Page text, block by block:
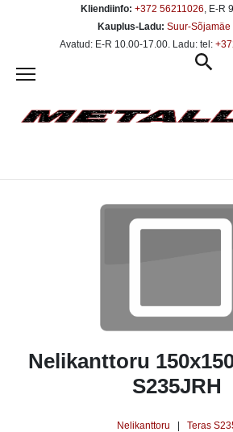
Kliendiinfo: +372 56211026, E-R
Kauplus-Ladu: Suur-Sõjamäe
Avatud: E-R 10.00-17.00. Ladu: tel:
Nelikanttoru
S235JRH
Nelikanttoru Teras